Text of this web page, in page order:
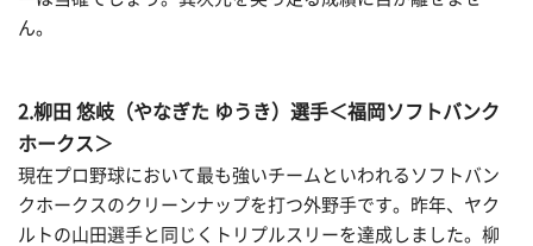
ん。
2.柳田 悠岐（やなぎた ゆうき）選手＜福岡ソフトバンク
ホークス＞
現在プロ野球において最も強いチームといわれるソフトバン
クホークスのクリーンナップを打つ外野手です。昨年、ヤク
ルトの山田選手と同じくトリプルスリーを達成しました。柳